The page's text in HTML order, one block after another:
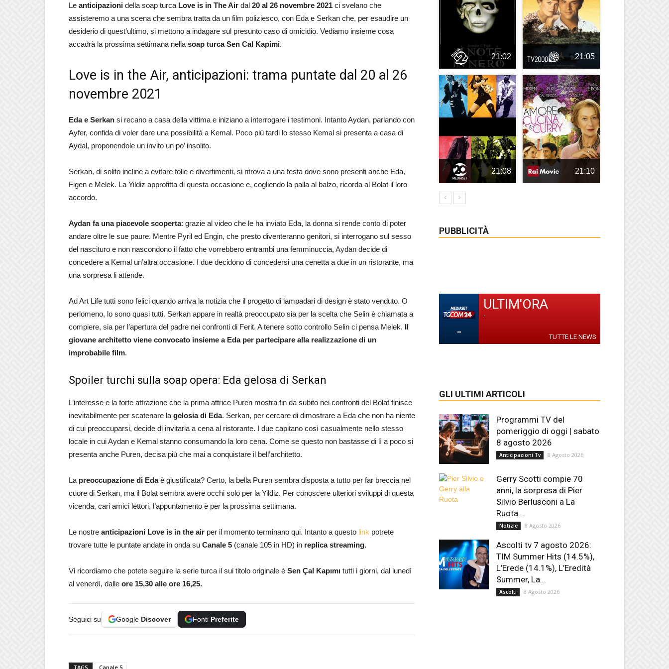
Le anticipazioni della soap turca Love is in The Air dal 20 al 26 novembre 2021 ci svelano che
assisteremo a una scena che sembra tratta da un film poliziesco, con Eda e Serkan che, per esaudire un
desiderio di quest’ultimo, si mettono a indagare sul presunto caso di omicidio. Vediamo insieme cosa
accadrà la prossima settimana nella soap turca Sen Cal Kapimi.
Love is in the Air, anticipazioni: trama puntate dal 20 al 26
novembre 2021
Eda e Serkan si recano a casa della vittima e iniziano a interrogare i testimoni. Intanto Aydan, parlando con
Ayfer, confida di voler dare una possibilità a Kemal. Poco più tardi lo stesso Kemal si presenta a casa di
Aydal, proponendole un invito un po’ insolito.
Serkan, di solito incline a evitare folle e divertimenti, si ritrova a una festa dove sono presenti anche Eda,
Figen e Melek. La Yildiz approfitta di questa occasione e, cogliendo la palla al balzo, ricorda al Bolat il loro
accordo.
Aydan fa una piacevole scoperta: grazie al video che le ha inviato Eda, la donna si rende conto di poter
andare oltre le sue paure. Mentre Pyril ed Engin, che presto diventeranno genitori, si interrogano sul sesso
del nascituro e non nascondono il fatto che vorrebbero entrambi una femminuccia, Aydan decide di
concedere a Kemal un’altra occasione. I due decidono di concedersi una cenetta a due in un ristorante, ma
una sorpresa li attende.
Ad Art Life tutti sono felici quando arriva la notizia che il progetto di lampadari di design è stato venduto. O
perlomeno, lo sono quasi tutti. Serkan appare in realtà preoccupato sia per la scelta che Selin è chiamata a
compiere, sia per l’apertura del padre nei confronti di Ferit. A tenere sotto controllo Selin ci pensa Melek. Il
giovane architetto viene convocato insieme a Eda per partecipare alla realizzazione di un
improbabile film.
Spoiler turchi sulla soap opera: Eda gelosa di Serkan
L’interesse e la forte attrazione che la prima attrice Puren mostra fin da subito nei confronti del Bolat finisce
inevitabilmente per scatenare la gelosia di Eda. Serkan, per cercare di dimostrare a Eda che non ha niente
di cui preoccuparsi, decide di invitarla a cena al ristorante. I due capitano così casualmente nello stesso
locale in cui Aydan e Kemal stanno consumando la loro cena. Come se questo non bastasse di lì a poco si
presenta anche Puren, decisa più che mai a conquistare il bell’architetto.
La preoccupazione di Edaè giustificata? Certo, la bella Puren sembra disposta a tutto per far breccia nel
cuore di Serkan, ma il Bolat sembra avere occhi solo per la Yildiz. Per conoscere ulteriori sviluppi di questa
vicenda, cari amici lettori, l’appuntamento è per la prossima settimana.
Le nostre anticipazioni Love is in the air per il momento terminano qui. Intanto a questo link potrete
trovare tutte le puntate andate in onda su Canale 5 (canale 105 in HD) in replica streaming.
Vi ricordiamo che potete seguire la serie turca il sui titolo originale è Sen Çal Kapımı tutti i giorni, dal lunedì
al venerdì, dalle ore 15,30 alle ore 16,25.
Seguici su Google Discover Fonti Preferite
TAGS Canale 5
21:02 21:05
21:08 21:10
PUBBLICITÀ
-
ULTIM'ORA
-
TUTTE LE NEWS
GLI ULTIMI ARTICOLI
Programmi TV del
pomeriggio di oggi | sabato
8 agosto 2026
Anticipazioni Tv 8 Agosto 2026
Gerry Scotti compie 70
anni, la sorpresa di Pier
Silvio Berlusconi a La
Ruota...
Notizie 8 Agosto 2026
Ascolti tv 7 agosto 2026:
TIM Summer Hits (14.5%),
L’Erede (14.1%), L’Eredità
Summer, La...
Ascolti 8 Agosto 2026